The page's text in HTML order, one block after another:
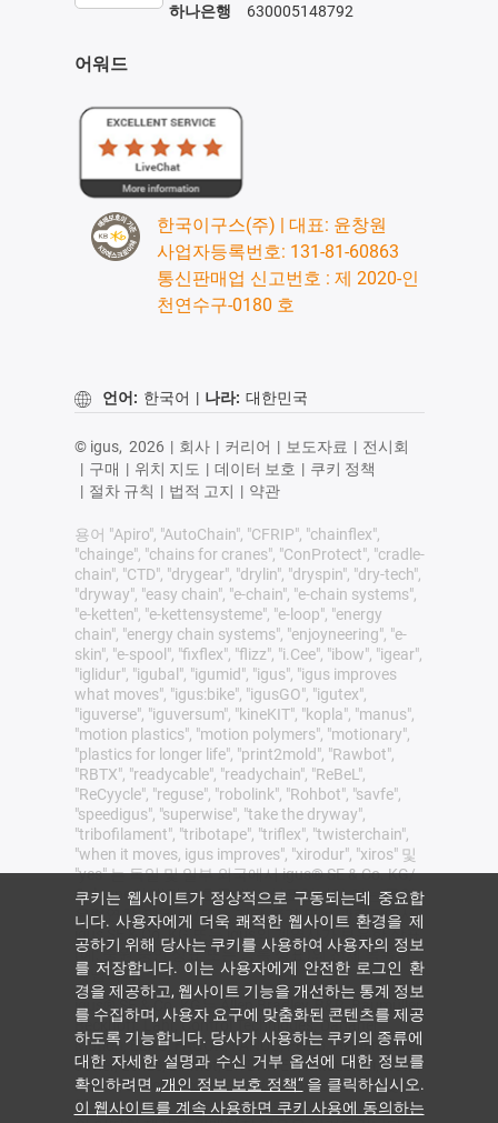
하나은행 630005148792
어워드
한국이구스(주) | 대표: 윤창원
사업자등록번호: 131-81-60863
통신판매업 신고번호 : 제 2020-인
천연수구-0180 호
언어: 한국어 | 나라: 대한민국
© igus, 2026 | 회사 | 커리어 | 보도자료 | 전시회
| 구매 | 위치 지도 | 데이터 보호 | 쿠키 정책
| 절차 규칙 | 법적 고지 | 약관
용어 "Apiro", "AutoChain", "CFRIP", "chainflex",
"chainge", "chains for cranes", "ConProtect", "cradle-
chain", "CTD", "drygear", "drylin", "dryspin", "dry-tech",
"dryway", "easy chain", "e-chain", "e-chain systems",
"e-ketten", "e-kettensysteme", "e-loop", "energy
chain", "energy chain systems", "enjoyneering", "e-
skin", "e-spool", "fixflex", "flizz", "i.Cee", "ibow", "igear",
"iglidur", "igubal", "igumid", "igus", "igus improves
what moves", "igus:bike", "igusGO", "igutex",
"iguverse", "iguversum", "kineKIT", "kopla", "manus",
"motion plastics", "motion polymers", "motionary",
"plastics for longer life", "print2mold", "Rawbot",
"RBTX", "readycable", "readychain", "ReBeL",
"ReCyycle", "reguse", "robolink", "Rohbot", "savfe",
"speedigus", "superwise", "take the dryway",
"tribofilament", "tribotape", "triflex", "twisterchain",
"when it moves, igus improves", "xirodur", "xiros" 및
"yes" 는 독일 및 일부 외국에서 igus® SE & Co. KG/
Cologne의 법적 보호를 받는 상표입니다 이는 독일,
유럽연합, 미국 및/또는 기타 국가 또는 관할권에서
igus SE & Co. KG 또는 igus의 계열사가 보유한 상표
(예: 출원 중인 상표 또는 등록 상표)의 전체 목록이
아닙니다.
igus® SE & Co. KG는 Allen Bradley, B&R, Baumüller,
Beckhoff, Lahr, Control Techniques, Danaher
Motion, ELAU, FAGOR, FANUC, Festo, Heidenhain,
Jetter, Lenze, LinMot, LTi DRiVES, Mitsubishi, NUM,
Parker, Bosch Rexroth, SEW, Siemens, Stöber 및 이
웹사이트에서 언급된 다른 모든 드라이브 제조업체
쿠키는 웹사이트가 정상적으로 구동되는데 중요합
니다. 사용자에게 더욱 쾌적한 웹사이트 환경을 제
공하기 위해 당사는 쿠키를 사용하여 사용자의 정보
를 저장합니다. 이는 사용자에게 안전한 로그인 환
경을 제공하고, 웹사이트 기능을 개선하는 통계 정보
를 수집하며, 사용자 요구에 맞춤화된 콘텐츠를 제공
하도록 기능합니다. 당사가 사용하는 쿠키의 종류에
대한 자세한 설명과 수신 거부 옵션에 대한 정보를
확인하려면 „개인 정보 보호 정책“을 클릭하십시오.
이 웹사이트를 계속 사용하면 쿠키 사용에 동의하는